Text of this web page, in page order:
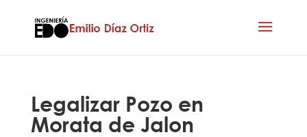
Legalizar Pozo en
Morata de Jalon